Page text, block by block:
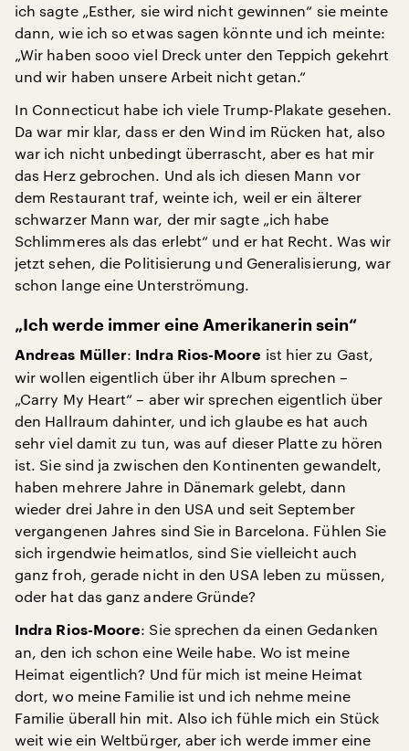
ich sagte „Esther, sie wird nicht gewinnen“ sie meinte
dann, wie ich so etwas sagen könnte und ich meinte:
„Wir haben sooo viel Dreck unter den Teppich gekehrt
und wir haben unsere Arbeit nicht getan.“
In Connecticut habe ich viele Trump-Plakate gesehen.
Da war mir klar, dass er den Wind im Rücken hat, also
war ich nicht unbedingt überrascht, aber es hat mir
das Herz gebrochen. Und als ich diesen Mann vor
dem Restaurant traf, weinte ich, weil er ein älterer
schwarzer Mann war, der mir sagte „ich habe
Schlimmeres als das erlebt“ und er hat Recht. Was wir
jetzt sehen, die Politisierung und Generalisierung, war
schon lange eine Unterströmung.
„Ich werde immer eine Amerikanerin sein“
Andreas Müller: Indra Rios-Moore ist hier zu Gast,
wir wollen eigentlich über ihr Album sprechen –
„Carry My Heart“ – aber wir sprechen eigentlich über
den Hallraum dahinter, und ich glaube es hat auch
sehr viel damit zu tun, was auf dieser Platte zu hören
ist. Sie sind ja zwischen den Kontinenten gewandelt,
haben mehrere Jahre in Dänemark gelebt, dann
wieder drei Jahre in den USA und seit September
vergangenen Jahres sind Sie in Barcelona. Fühlen Sie
sich irgendwie heimatlos, sind Sie vielleicht auch
ganz froh, gerade nicht in den USA leben zu müssen,
oder hat das ganz andere Gründe?
Indra Rios-Moore: Sie sprechen da einen Gedanken
an, den ich schon eine Weile habe. Wo ist meine
Heimat eigentlich? Und für mich ist meine Heimat
dort, wo meine Familie ist und ich nehme meine
Familie überall hin mit. Also ich fühle mich ein Stück
weit wie ein Weltbürger, aber ich werde immer eine